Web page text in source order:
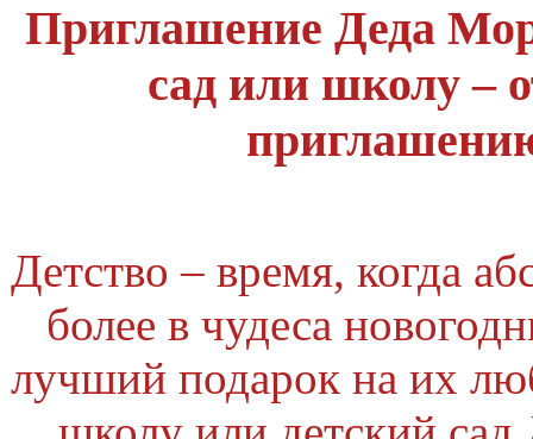
Приглашение Деда
сад или школу –
Детство – время, когда
более в чудеса
лучший подарок на их